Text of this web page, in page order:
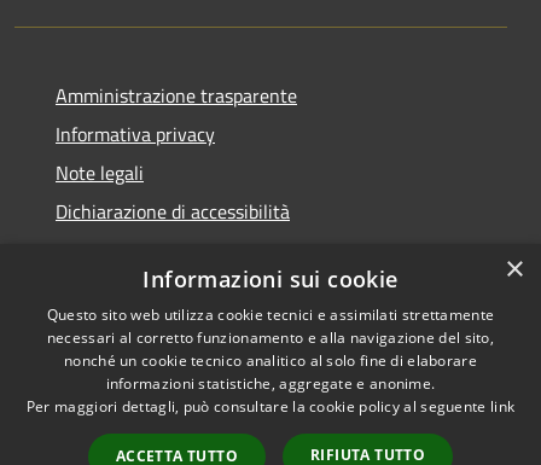
Amministrazione trasparente
Informativa privacy
Note legali
Dichiarazione di accessibilità
RSS
Accessibilità
Cookie
Mappa del sito
Comune convenzionato
Astigov
Progetto|Convenzione|
Adesioni
×
Informazioni sui cookie
Questo sito web utilizza cookie tecnici e assimilati strettamente
necessari al corretto funzionamento e alla navigazione del sito,
nonché un cookie tecnico analitico al solo fine di elaborare
informazioni statistiche, aggregate e anonime.
Per maggiori dettagli, può consultare la cookie policy al seguente link
ACCETTA TUTTO RIFIUTA TUTTO